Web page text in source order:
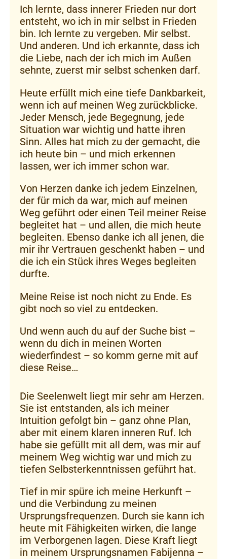
Ich lernte, dass innerer Frieden nur dort
entsteht, wo ich in mir selbst in Frieden
bin. Ich lernte zu vergeben. Mir selbst.
Und anderen. Und ich erkannte, dass ich
die Liebe, nach der ich mich im Außen
sehnte, zuerst mir selbst schenken darf.
Heute erfüllt mich eine tiefe Dankbarkeit,
wenn ich auf meinen Weg zurückblicke.
Jeder Mensch, jede Begegnung, jede
Situation war wichtig und hatte ihren
Sinn. Alles hat mich zu der gemacht, die
ich heute bin – und mich erkennen
lassen, wer ich immer schon war.
Von Herzen danke ich jedem Einzelnen,
der für mich da war, mich auf meinen
Weg geführt oder einen Teil meiner Reise
begleitet hat – und allen, die mich heute
begleiten. Ebenso danke ich all jenen, die
mir ihr Vertrauen geschenkt haben – und
die ich ein Stück ihres Weges begleiten
durfte.
Meine Reise ist noch nicht zu Ende. Es
gibt noch so viel zu entdecken.
Und wenn auch du auf der Suche bist –
wenn du dich in meinen Worten
wiederfindest – so komm gerne mit auf
diese Reise…
Die Seelenwelt liegt mir sehr am Herzen.
Sie ist entstanden, als ich meiner
Intuition gefolgt bin – ganz ohne Plan,
aber mit einem klaren inneren Ruf. Ich
habe sie gefüllt mit all dem, was mir auf
meinem Weg wichtig war und mich zu
tiefen Selbsterkenntnissen geführt hat.
Tief in mir spüre ich meine Herkunft –
und die Verbindung zu meinen
Ursprungsfrequenzen. Durch sie kann ich
heute mit Fähigkeiten wirken, die lange
im Verborgenen lagen. Diese Kraft liegt
in meinem Ursprungsnamen Fabijenna –